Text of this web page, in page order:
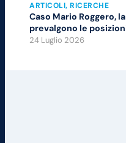
ARTICOLI, RICERCHE
Caso Mario Roggero,
prevalgono le
24 Luglio 2026